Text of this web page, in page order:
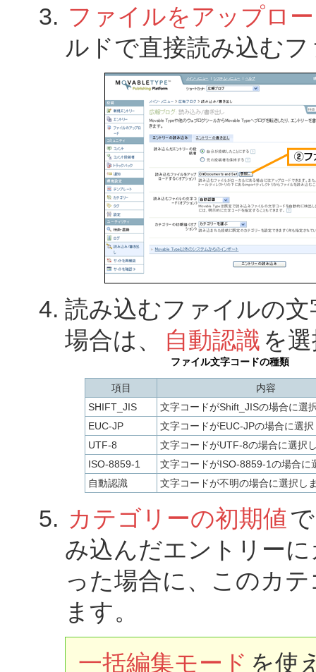
ファイルをアップロ
ルドで直接読み込む
読み込むファイルの
場合は、
自動認識 を
ファイル文字コードの種類
項目
内容
SHIFT_JIS
文字コードがShift_JISの場合に選
EUC-JP
文字コードがEUC-JPの場合に選
UTF-8
文字コードがUTF-8の場合に選択
ISO-8859-1
文字コードがISO-8859-1の場合に
自動認識
文字コードが不明の場合に選択し
カテゴリーの初期値
み込んだエントリー
った場合に、このカ
ます。
一括編集モード を使